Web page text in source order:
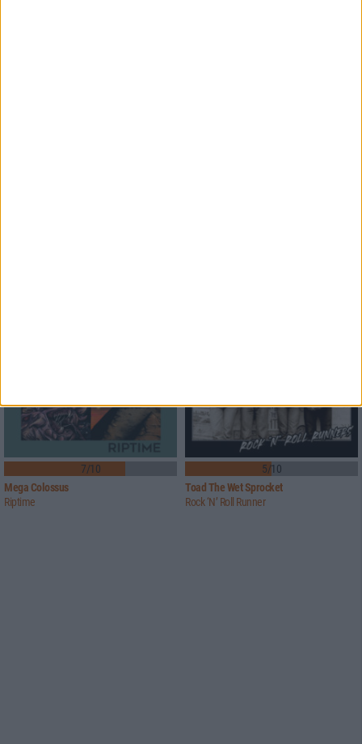
7/10
Mega Colossus
Riptime
5/10
Toad The Wet Sprocket
Rock ‘N’ Roll Runner